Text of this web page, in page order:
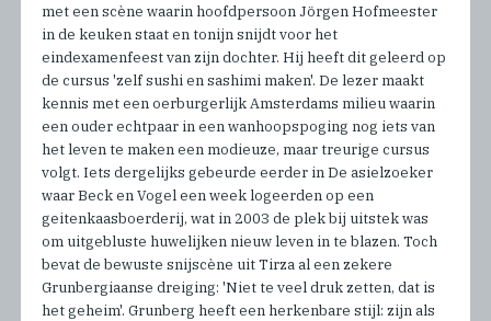
met een scène waarin hoofdpersoon Jörgen Hofmeester
in de keuken staat en tonijn snijdt voor het
eindexamenfeest van zijn dochter. Hij heeft dit geleerd op
de cursus 'zelf sushi en sashimi maken'. De lezer maakt
kennis met een oerburgerlijk Amsterdams milieu waarin
een ouder echtpaar in een wanhoopspoging nog iets van
het leven te maken een modieuze, maar treurige cursus
volgt. Iets dergelijks gebeurde eerder in De asielzoeker
waar Beck en Vogel een week logeerden op een
geitenkaasboerderij, wat in 2003 de plek bij uitstek was
om uitgebluste huwelijken nieuw leven in te blazen. Toch
bevat de bewuste snijscène uit Tirza al een zekere
Grunbergiaanse dreiging: 'Niet te veel druk zetten, dat is
het geheim'. Grunberg heeft een herkenbare stijl: zijn als